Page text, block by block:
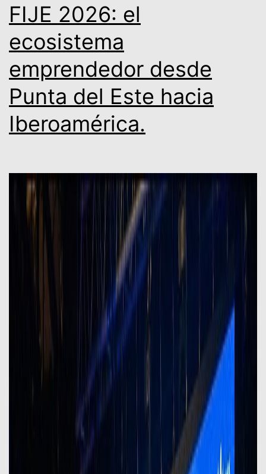
FIJE 2026: el
ecosistema
emprendedor desde
Punta del Este hacia
Iberoamérica.